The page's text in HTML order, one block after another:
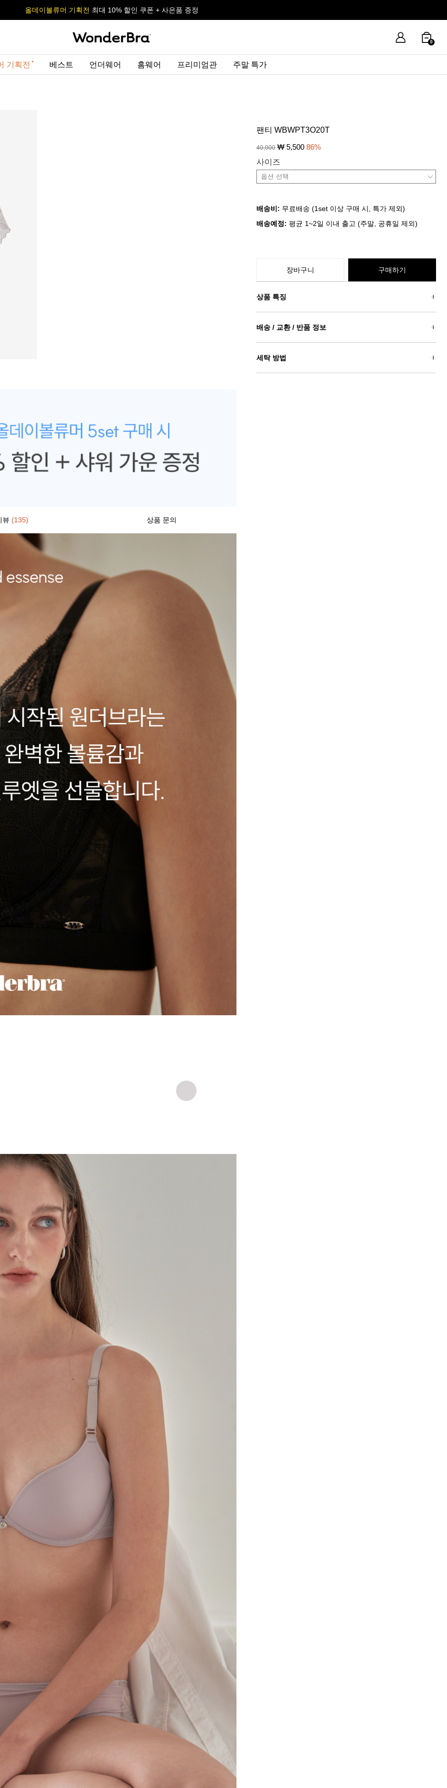
사이즈 무료 교환 서비스
올데이볼류머 기획전 최대 10% 할인 쿠폰 + 사은품 증정
사이즈 무료 교환 서비스
올데이볼류머 기획전
0
기획전 베스트 언더웨어 홈웨어 프리미엄관 주말 특가
뷰 (135) 상품 문의
팬티 WBWPT3O20T
40,000 ₩ 5,500 86%
사이즈
배송비: 무료배송 (1set 이상 구매 시, 특가 제외)
배송예정: 평균 1~2일 이내 출고 (주말, 공휴일 제외)
장바구니 구매하기
상품 특징
배송 / 교환 / 반품 정보
세탁 방법